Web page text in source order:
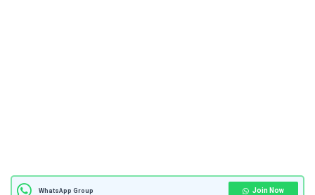
WhatsApp Group Join Now